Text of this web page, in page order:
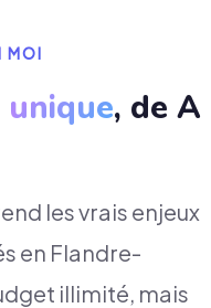
MOI
unique, de A
les vrais enjeux
en Flandre-
illimité, mais